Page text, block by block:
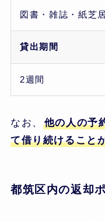
図書・雑誌・紙芝
貸出期間
2週間
なお、
他の人の予
て借り続けること
都筑区内の返却